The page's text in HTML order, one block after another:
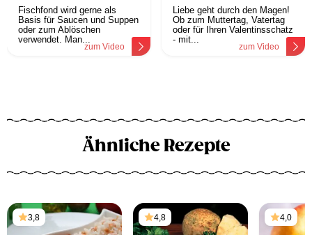
Fischfond wird gerne als
Basis für Saucen und Suppen
oder zum Ablöschen
verwendet. Man...
zum Video
Liebe geht durch den Magen!
Ob zum Muttertag, Vatertag
oder für Ihren Valentinsschatz
- mit...
zum Video
Ähnliche Rezepte
3,8 4,8 4,0